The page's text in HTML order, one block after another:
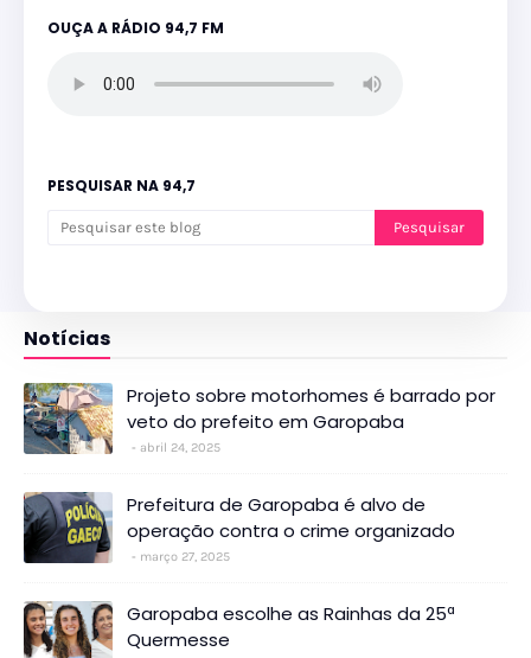
OUÇA A RÁDIO 94,7 FM
PESQUISAR NA 94,7
Notícias
Projeto sobre motorhomes é barrado por
veto do prefeito em Garopaba
abril 24, 2025
Prefeitura de Garopaba é alvo de
operação contra o crime organizado
março 27, 2025
Garopaba escolhe as Rainhas da 25ª
Quermesse